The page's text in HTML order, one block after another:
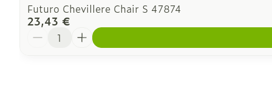
Futuro Chevillere Chair S 47874
23,43 €
Quantité